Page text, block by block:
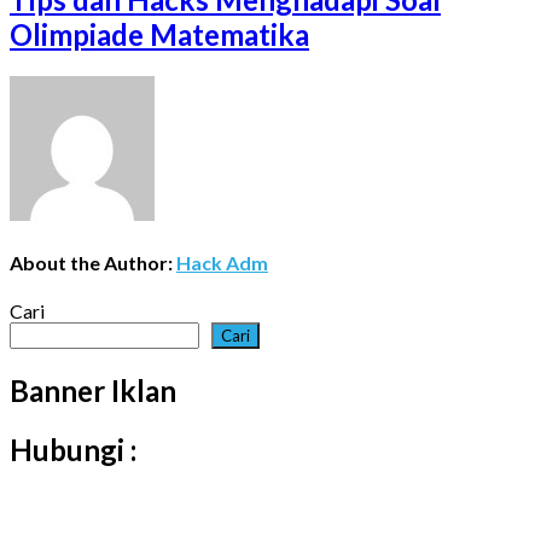
Olimpiade Matematika
About the Author: Hack Adm
Cari
Cari
Banner Iklan
Hubungi :